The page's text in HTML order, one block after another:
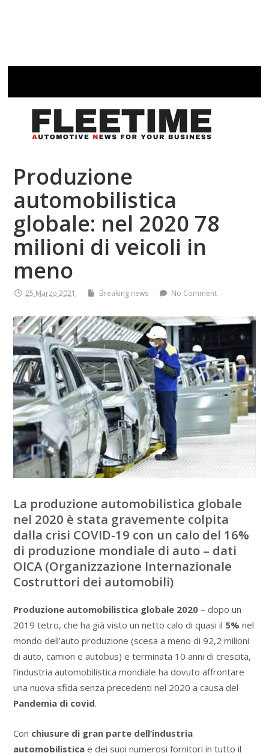
Produzione
automobilistica
globale: nel 2020 78
milioni di veicoli in
meno
25 Marzo 2021 Breaking news No Comment
La produzione automobilistica globale
nel 2020 è stata gravemente colpita
dalla crisi COVID-19 con un calo del 16%
di produzione mondiale di auto – dati
OICA (Organizzazione Internazionale
Costruttori dei automobili)
Produzione automobilistica globale 2020– dopo un
2019 tetro, che ha già visto un netto calo di quasi il 5% nel
mondo dell’auto produzione (scesa a meno di 92,2 milioni
di auto, camion e autobus) e terminata 10 anni di crescita,
l’industria automobilistica mondiale ha dovuto affrontare
una nuova sfida senza precedenti nel 2020 a causa del
Pandemia di covid.
Con chiusure di gran parte dell’industria
automobilisticae dei suoi numerosi fornitori in tutto il